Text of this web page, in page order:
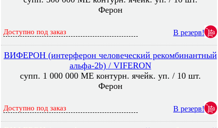
Ферон
Доступно под заказ В резерв!
ВИФЕРОН (интерферон человеческий рекомбинантный
альфа-2b) / VIFERON
супп. 1 000 000 МЕ контурн. ячейк. уп. / 10 шт.
Ферон
Доступно под заказ В резерв!